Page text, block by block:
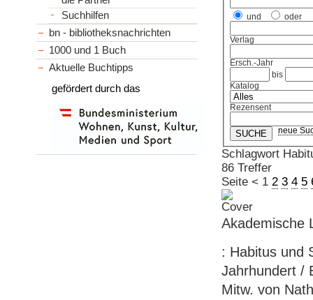
und oder
Verlag
Ersch.-Jahr
bis
Katalog
Rezensent
neue
Schlagwort
86 Treffer
Seite < 1 2 3 4 5
Akademische
: Habitus und
Jahrhundert /
Mitw. von
Suchhilfen
bn - bibliotheksnachrichten
1000 und 1 Buch
Aktuelle Buchtipps
gefördert durch das